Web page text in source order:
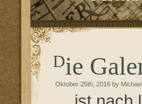
Die
Oktober 25th, 2016 by